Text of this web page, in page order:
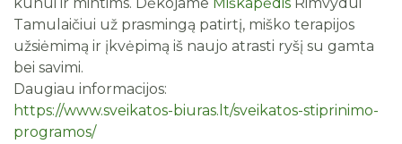
Tamulaičiui už prasmingą patirtį, miško terapijos
užsiėmimą ir įkvėpimą iš naujo atrasti ryšį su gamta
bei savimi.
Daugiau informacijos:
https://www.sveikatos-biuras.lt/sveikatos-stiprinimo-
programos/